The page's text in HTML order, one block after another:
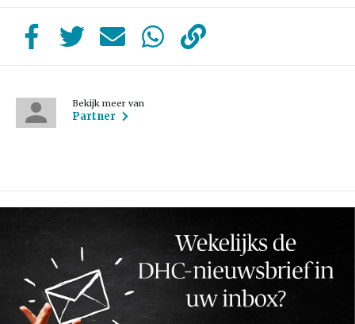
Bekijk meer van
Partner